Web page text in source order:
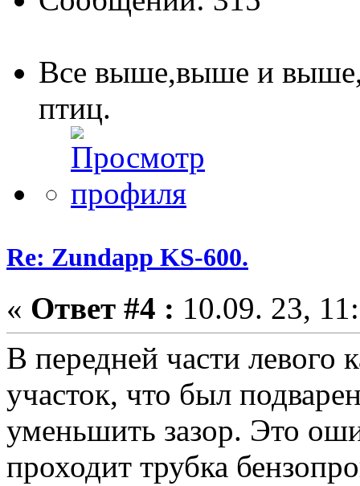
Все выше,выше и
птиц.
Re: Zundapp KS-600.
« Ответ #4 : 10.09. 23,
В передней части левого
участок, что был
уменьшить зазор. Это
проходит трубка